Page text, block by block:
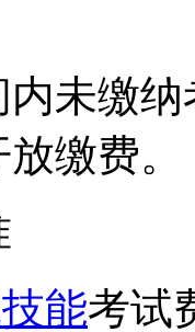
未缴
缴费。
能考试